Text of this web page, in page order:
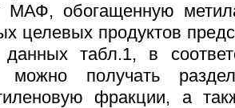
МАФ, обогащенную
целевых продуктов
табл.1, в
можно получать
фракции, а